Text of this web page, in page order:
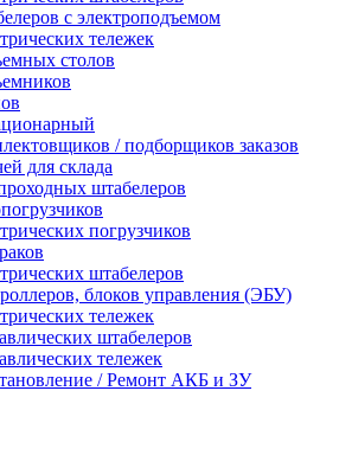
с электроподъемом
тележек
столов
/ подборщиков заказов
для склада
штабелеров
погрузчиков
штабелеров
блоков управления (ЭБУ)
тележек
штабелеров
тележек
/ Ремонт АКБ и ЗУ